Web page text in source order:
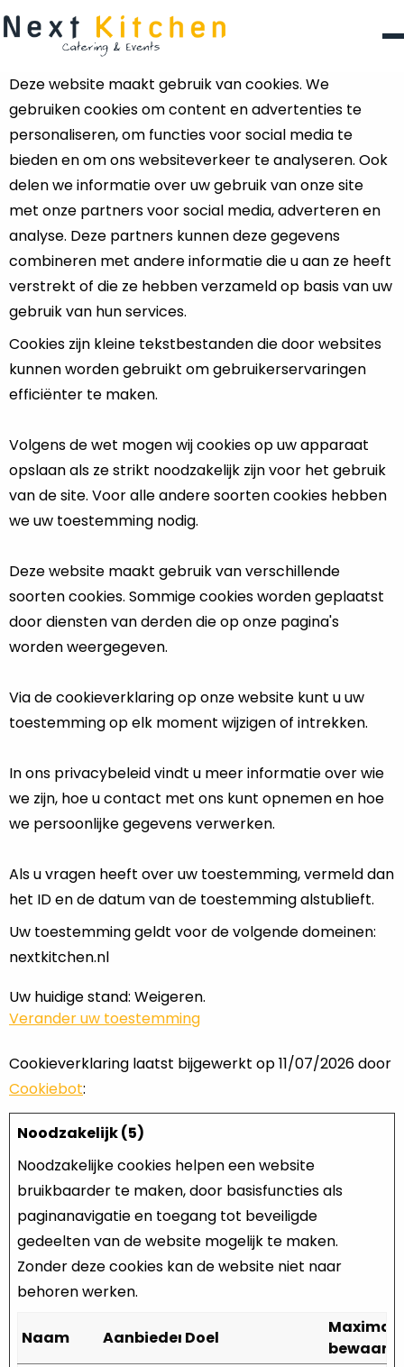
Deze website maakt gebruik van cookies. We
gebruiken cookies om content en advertenties te
personaliseren, om functies voor social media te
bieden en om ons websiteverkeer te analyseren. Ook
delen we informatie over uw gebruik van onze site
met onze partners voor social media, adverteren en
analyse. Deze partners kunnen deze gegevens
combineren met andere informatie die u aan ze heeft
verstrekt of die ze hebben verzameld op basis van uw
gebruik van hun services.
Cookies zijn kleine tekstbestanden die door websites
kunnen worden gebruikt om gebruikerservaringen
efficiënter te maken.
Volgens de wet mogen wij cookies op uw apparaat
opslaan als ze strikt noodzakelijk zijn voor het gebruik
van de site. Voor alle andere soorten cookies hebben
we uw toestemming nodig.
Deze website maakt gebruik van verschillende
soorten cookies. Sommige cookies worden geplaatst
door diensten van derden die op onze pagina's
worden weergegeven.
Via de cookieverklaring op onze website kunt u uw
toestemming op elk moment wijzigen of intrekken.
In ons privacybeleid vindt u meer informatie over wie
we zijn, hoe u contact met ons kunt opnemen en hoe
we persoonlijke gegevens verwerken.
Als u vragen heeft over uw toestemming, vermeld dan
het ID en de datum van de toestemming alstublieft.
Uw toestemming geldt voor de volgende domeinen:
nextkitchen.nl
Uw huidige stand: Weigeren.
Verander uw toestemming
Cookieverklaring laatst bijgewerkt op 11/07/2026 door
Cookiebot:
Noodzakelijk (5)
Noodzakelijke cookies helpen een website
bruikbaarder te maken, door basisfuncties als
paginanavigatie en toegang tot beveiligde
gedeelten van de website mogelijk te maken.
Zonder deze cookies kan de website niet naar
behoren werken.
Naam Aanbieder Doel
Maximale